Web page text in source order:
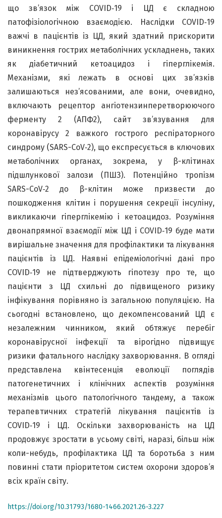
що зв’язок між COVID‑19 і ЦД є складною
патофізіологічною взаємодією. Наслідки COVID‑19
важчі в пацієнтів із ЦД, який здатний прискорити
виникнення гострих метаболічних ускладнень, таких
як діабетичний кетоацидоз і гіперглікемія.
Механізми, які лежать в основі цих зв’язків
залишаються нез’ясованими, але вони, очевидно,
включають рецептор ангіотензинперетворюючого
ферменту 2 (АПФ2), сайт зв’язування для
коронавірусу 2 важкого гострого респіраторного
синдрому (SARS-CoV‑2), що експресується в ключових
метаболічних органах, зокрема, у β-клітинах
підшлункової залози (ПШЗ). Потенційно тропізм
SARS-CoV‑2 до β-клітин може призвести до
пошкодження клітин і порушення секреції інсуліну,
викликаючи гіперглікемію і кетоацидоз. Розуміння
двонапрямної взаємодії між ЦД і COVID‑19 буде мати
вирішальне значення для профілактики та лікування
пацієнтів із ЦД. Наявні епідеміологічні дані про
COVID‑19 не підтверджують гіпотезу про те, що
пацієнти з ЦД схильні до підвищеного ризику
інфікування порівняно із загальною популяцією. На
сьогодні встановлено, що декомпенсований ЦД є
незалежним чинником, який обтяжує перебіг
коронавірусної інфекції та вірогідно підвищує
ризики фатального наслідку захворювання. В огляді
представлена квінтесенція еволюції поглядів
патогенетичних і клінічних аспектів розуміння
механізмів цього патологічного тандему, а також
терапевтичних стратегій лікування пацієнтів із
COVID‑19 і ЦД. Оскільки захворюваність на ЦД
продовжує зростати в усьому світі, наразі, більш ніж
коли-небудь, профілактика ЦД та боротьба з ним
повинні стати пріоритетом систем охорони здоров’я
всіх країн світу.
https://doi.org/10.31793/1680-1466.2021.26-3.227